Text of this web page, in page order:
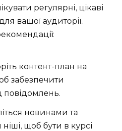
регулярні, цікаві
вашої аудиторії.
контент-план на
забезпечити
повідомлень.
новинами та
щоб бути в курсі